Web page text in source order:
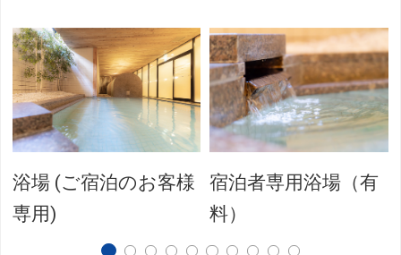
浴場 (ご宿泊のお客様
専用)
宿泊者専用浴場（有
料）